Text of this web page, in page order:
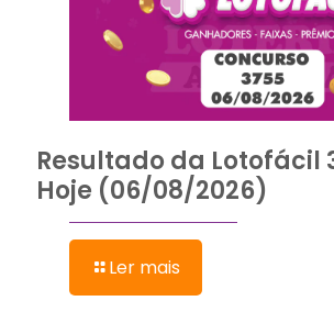
Resultado da Lotofácil
Hoje (06/08/2026)
Ler mais